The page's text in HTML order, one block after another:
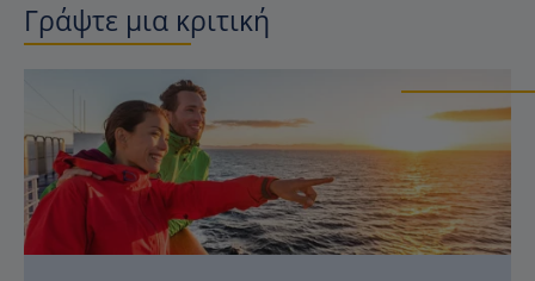
Γράψτε μια κριτική